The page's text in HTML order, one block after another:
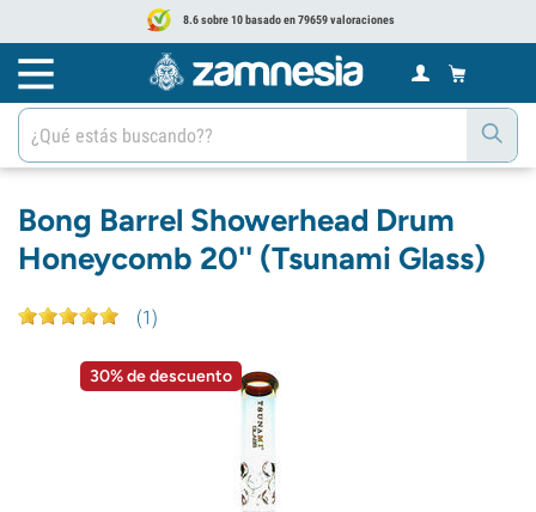
8.6 sobre 10 basado en 79659 valoraciones
Bong Barrel Showerhead Drum
Honeycomb 20'' (Tsunami Glass)
(1)
30% de descuento